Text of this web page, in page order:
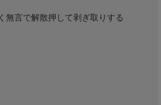
無言で解散押して剥ぎ取りする